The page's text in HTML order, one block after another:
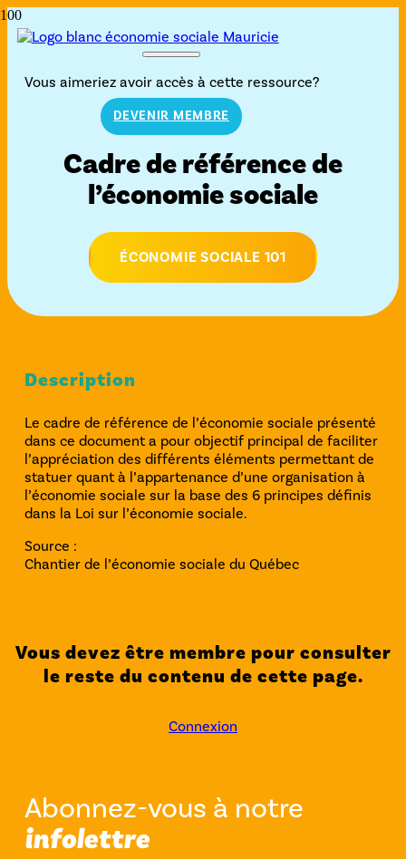
Vous aimeriez avoir accès à cette ressource?
DEVENIR MEMBRE
Cadre de référence de
l’économie sociale
ÉCONOMIE SOCIALE 101
Description
Le cadre de référence de l’économie sociale présenté
dans ce document a pour objectif principal de faciliter
l’appréciation des différents éléments permettant de
statuer quant à l’appartenance d’une organisation à
l’économie sociale sur la base des 6 principes définis
dans la Loi sur l’économie sociale.
Source :
Chantier de l’économie sociale du Québec
Vous devez être membre pour consulter
le reste du contenu de cette page.
Connexion
Abonnez-vous à notre
infolettre